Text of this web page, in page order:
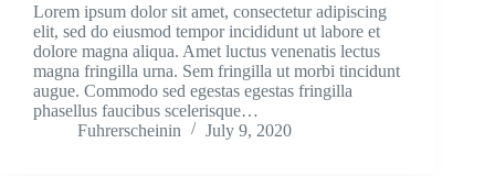
Lorem ipsum dolor sit amet, consectetur adipiscing
elit, sed do eiusmod tempor incididunt ut labore et
dolore magna aliqua. Amet luctus venenatis lectus
magna fringilla urna. Sem fringilla ut morbi tincidunt
augue. Commodo sed egestas egestas fringilla
phasellus faucibus scelerisque…
Fuhrerscheinin
July 9, 2020